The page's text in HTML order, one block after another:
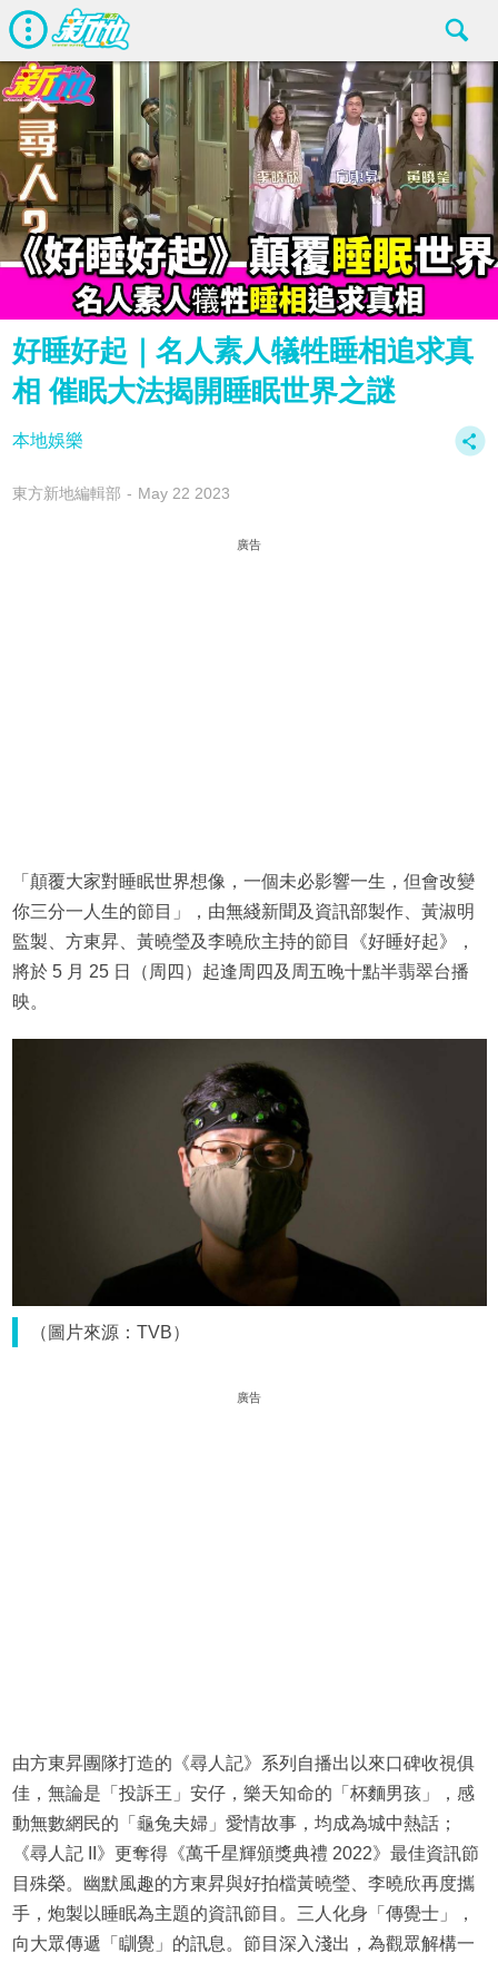
好睡好起｜名人素人犠牲睡相追求真
相 催眠大法揭開睡眠世界之謎
本地娛樂
東方新地編輯部 May 22 2023
廣告
「顛覆大家對睡眠世界想像，一個未必影響一生，但會改變
你三分一人生的節目」，由無綫新聞及資訊部製作、黃淑明
監製、方東昇、黃曉瑩及李曉欣主持的節目《好睡好起》，
將於 5 月 25 日（周四）起逢周四及周五晚十點半翡翠台播
映。
（圖片來源：TVB）
廣告
由方東昇團隊打造的《尋人記》系列自播出以來口碑收視俱
佳，無論是「投訴王」安仔，樂天知命的「杯麵男孩」，感
動無數網民的「龜兔夫婦」愛情故事，均成為城中熱話；
《尋人記 II》更奪得《萬千星輝頒獎典禮 2022》最佳資訊節
目殊榮。幽默風趣的方東昇與好拍檔黃曉瑩、李曉欣再度攜
手，炮製以睡眠為主題的資訊節目。三人化身「傳覺士」，
向大眾傳遞「瞓覺」的訊息。節目深入淺出，為觀眾解構一